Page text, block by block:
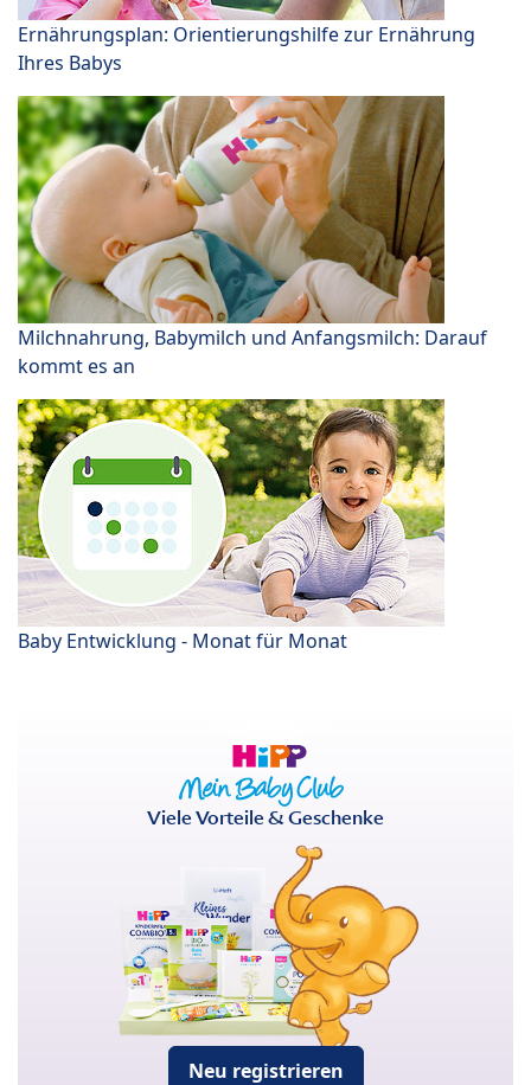
Ernährungsplan: Orientierungshilfe zur Ernährung
Ihres Babys
Milchnahrung, Babymilch und Anfangsmilch: Darauf
kommt es an
Baby Entwicklung - Monat für Monat
Viele Vorteile & Geschenke
Neu registrieren